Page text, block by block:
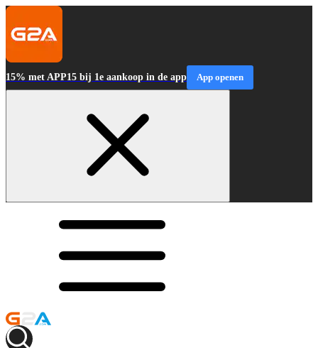
15% met APP15 bij 1e aankoop in de app App openen